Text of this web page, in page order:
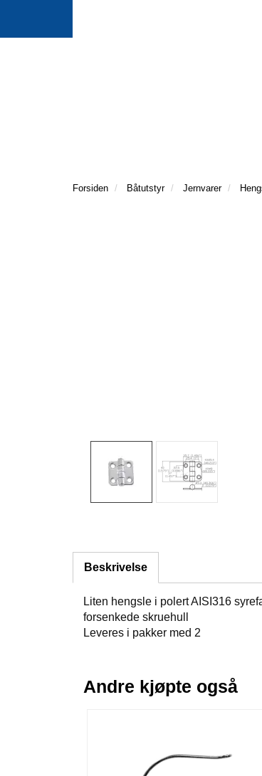
Forsiden Båtutstyr Jernvarer
Beskrivelse
Liten hengsle i polert AISI316
forsenkede skruehull
Leveres i pakker med 2
Andre kjøpte også